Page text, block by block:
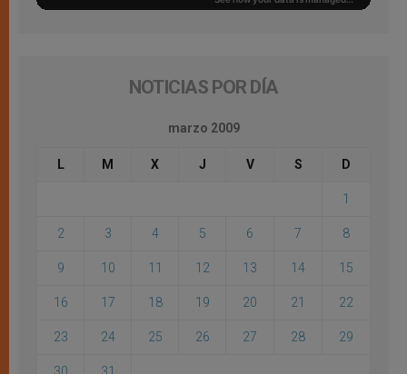
NOTICIAS POR DÍA
marzo 2009
L M X J V S D
1
2 3 4 5 6 7 8
9 10 11 12 13 14 15
16 17 18 19 20 21 22
23 24 25 26 27 28 29